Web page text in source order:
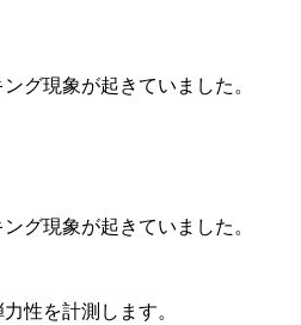
グ現象が起きていました。
グ現象が起きていました。
性を計測します。